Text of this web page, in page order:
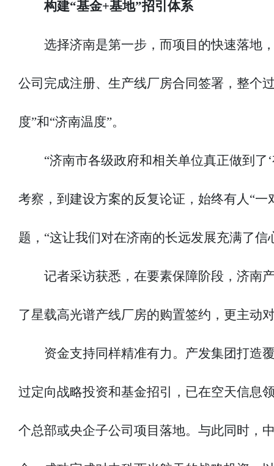
构建“基金+基地”招引体系
选择济南是第一步，而项目的快速落地
公司完成注册、生产线厂房合同签署，整个
度”和“济南温度”。
“济南市各级政府和相关单位真正做到
考察，到建设方案的反复论证，始终有人“
题，“这让我们对在济南的长远发展充满了信
记者采访获悉，在要素保障阶段，济南
了星载高光谱产线厂房的购置签约，更主动
资金支持同样精准有力。产发集团打造
过定向战略投资和基金招引，已在空天信息
个总部或央企子公司项目落地。与此同时，